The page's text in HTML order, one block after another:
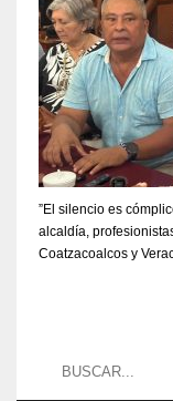
”El silencio es
alcaldía,
Coatzacoalcos y